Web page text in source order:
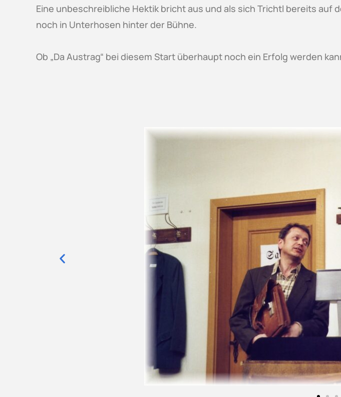
Eine unbeschreibliche Hektik bricht aus und als sich Trichtl bereits
noch in Unterhosen hinter der Bühne.
Ob „Da Austrag“ bei diesem Start überhaupt noch ein Erfolg werden